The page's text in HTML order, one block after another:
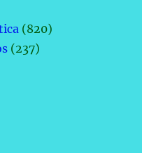
(820)
(237)